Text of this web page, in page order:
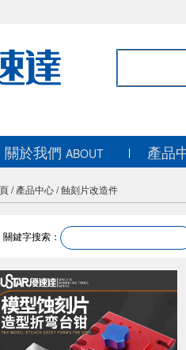
關於我們 ABOUT 產品
/產品中心/蝕刻片改造件
關鍵字搜索：